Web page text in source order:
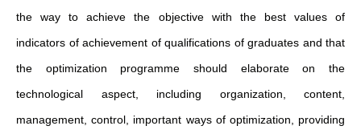
the way to achieve the objective with the best values of
indicators of achievement of qualifications of graduates and that
the optimization programme should elaborate on the
technological aspect, including organization, content,
management, control, important ways of optimization, providing